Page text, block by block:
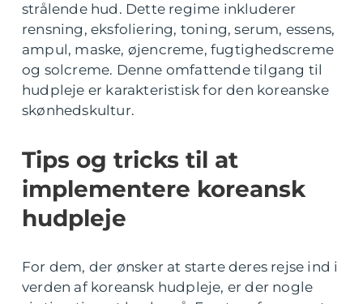
strålende hud. Dette regime inkluderer
rensning, eksfoliering, toning, serum, essens,
ampul, maske, øjencreme, fugtighedscreme
og solcreme. Denne omfattende tilgang til
hudpleje er karakteristisk for den koreanske
skønhedskultur.
Tips og tricks til at
implementere koreansk
hudpleje
For dem, der ønsker at starte deres rejse ind i
verden af koreansk hudpleje, er der nogle